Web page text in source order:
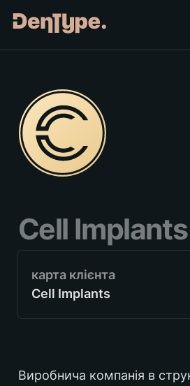
Cell Implants
Cell Implants
Виробнича компанія в